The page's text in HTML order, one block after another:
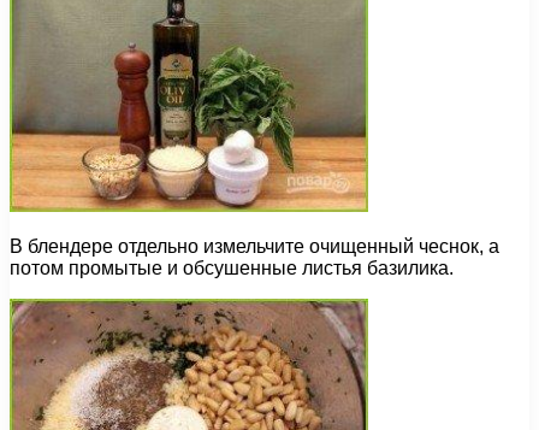
В блендере отдельно измельчите очищенный чеснок, а
потом промытые и обсушенные листья базилика.